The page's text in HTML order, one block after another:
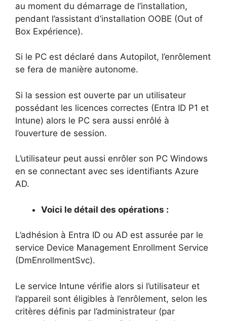
au moment du démarrage de l’installation,
pendant l’assistant d’installation OOBE (Out of
Box Expérience).
Si le PC est déclaré dans Autopilot, l’enrôlement
se fera de manière autonome.
Si la session est ouverte par un utilisateur
possédant les licences correctes (Entra ID P1 et
Intune) alors le PC sera aussi enrôlé à
l’ouverture de session.
L’utilisateur peut aussi enrôler son PC Windows
en se connectant avec ses identifiants Azure
AD.
Voici le détail des opérations :
L’adhésion à Entra ID ou AD est assurée par le
service Device Management Enrollment Service
(DmEnrollmentSvc).
Le service Intune vérifie alors si l’utilisateur et
l’appareil sont éligibles à l’enrôlement, selon les
critères définis par l’administrateur (par